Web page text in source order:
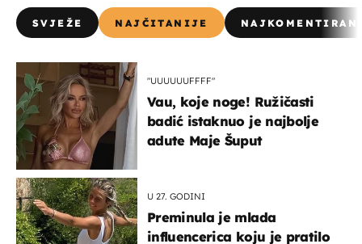
SVJEŽE NAJČITANIJE
"UUUUUUFFFF"
Vau, koje noge! Ružičasti
badić istaknuo je najbolje
adute Maje Šuput
U 27. GODINI
Preminula je mlada
influencerica koju je pratilo